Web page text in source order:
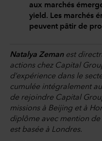
aux marchés
yield. Les marchés
peuvent pâtir de
Natalya Zemanest
actions chez Capital
d’expérience dans le
cumulée intégralement
de rejoindre Capital
missions à Beijing et à
diplôme avec mention de
est basée à Londres.